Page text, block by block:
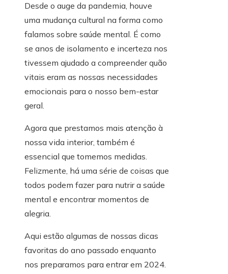
Desde o auge da pandemia, houve
uma mudança cultural na forma como
falamos sobre saúde mental. É como
se anos de isolamento e incerteza nos
tivessem ajudado a compreender quão
vitais eram as nossas necessidades
emocionais para o nosso bem-estar
geral.
Agora que prestamos mais atenção à
nossa vida interior, também é
essencial que tomemos medidas.
Felizmente, há uma série de coisas que
todos podem fazer para nutrir a saúde
mental e encontrar momentos de
alegria.
Aqui estão algumas de nossas dicas
favoritas do ano passado enquanto
nos preparamos para entrar em 2024.